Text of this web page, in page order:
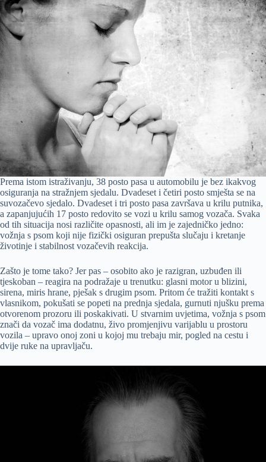
Prema istom istraživanju, 38 posto pasa u automobilu je bez ikakvog
osiguranja na stražnjem sjedalu. Dvadeset i četiri posto smješta se na
suvozačevo sjedalo. Dvadeset i tri posto pasa završava u krilu putnika,
a zapanjujućih 17 posto redovito se vozi u krilu samog vozača. Svaka
od tih situacija nosi različite opasnosti, ali im je zajedničko jedno:
vožnja s psom koji nije fizički osiguran prepušta slučaju i kretanje
životinje i stabilnost vozačevih reakcija.
Zašto je tome tako? Jer pas – osobito ako je razigran, uzbuđen ili
tjeskoban – reagira na podražaje u trenutku: glasni motor u blizini,
sirena, miris hrane, pješak s drugim psom. Pritom će tražiti kontakt s
vlasnikom, pokušati se popeti na prednja sjedala, gurnuti njušku prema
otvorenom prozoru ili poskakivati. U stvarnim uvjetima, vožnja s psom
znači da vozač ima dodatnu, živo promjenjivu varijablu u prostoru
vozila – upravo onoj zoni u kojoj mu trebaju mir, pogled na cestu i
dvije ruke na upravljaču.